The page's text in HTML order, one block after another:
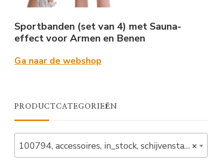
Sportbanden (set van 4) met Sauna-
effect voor Armen en Benen
Ga naar de webshop
PRODUCTCATEGORIEËN
×
100794, accessoires, in_stock, schijvenstandaard, standaards (2)